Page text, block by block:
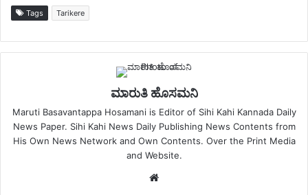
Tags Tarikere
ಮಾರುತಿ ಹೊಸಮನಿ
Maruti Basavantappa Hosamani is Editor of Sihi Kahi Kannada Daily
News Paper. Sihi Kahi News Daily Publishing News Contents from
His Own News Network and Own Contents. Over the Print Media
and Website.
Website